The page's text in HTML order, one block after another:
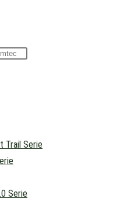
Trail Serie
Serie